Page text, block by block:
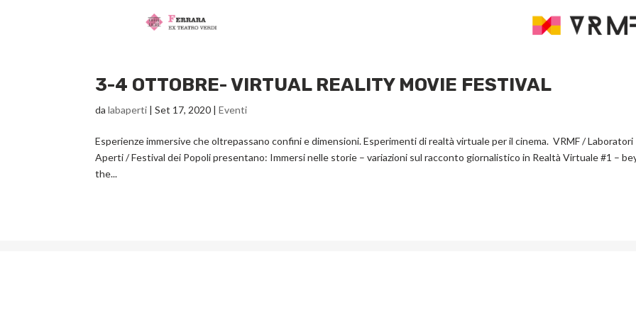
3-4 OTTOBRE- VIRTUAL REALITY MOVIE FESTIVAL
dalabaperti |Set 17, 2020 |Eventi
Esperienze immersive che oltrepassano confini e dimensioni. Esperimenti di realtà virtuale per il cinema. VRMF / Laboratori
Aperti / Festival dei Popoli presentano: Immersi nelle storie – variazioni sul racconto giornalistico in Realtà Virtuale #1 –
the...